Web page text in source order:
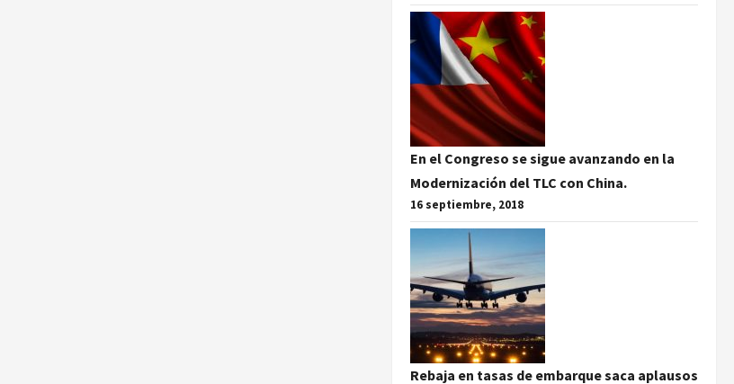
En el Congreso se sigue avanzando en la
Modernización del TLC con China.
16 septiembre, 2018
Rebaja en tasas de embarque saca aplausos